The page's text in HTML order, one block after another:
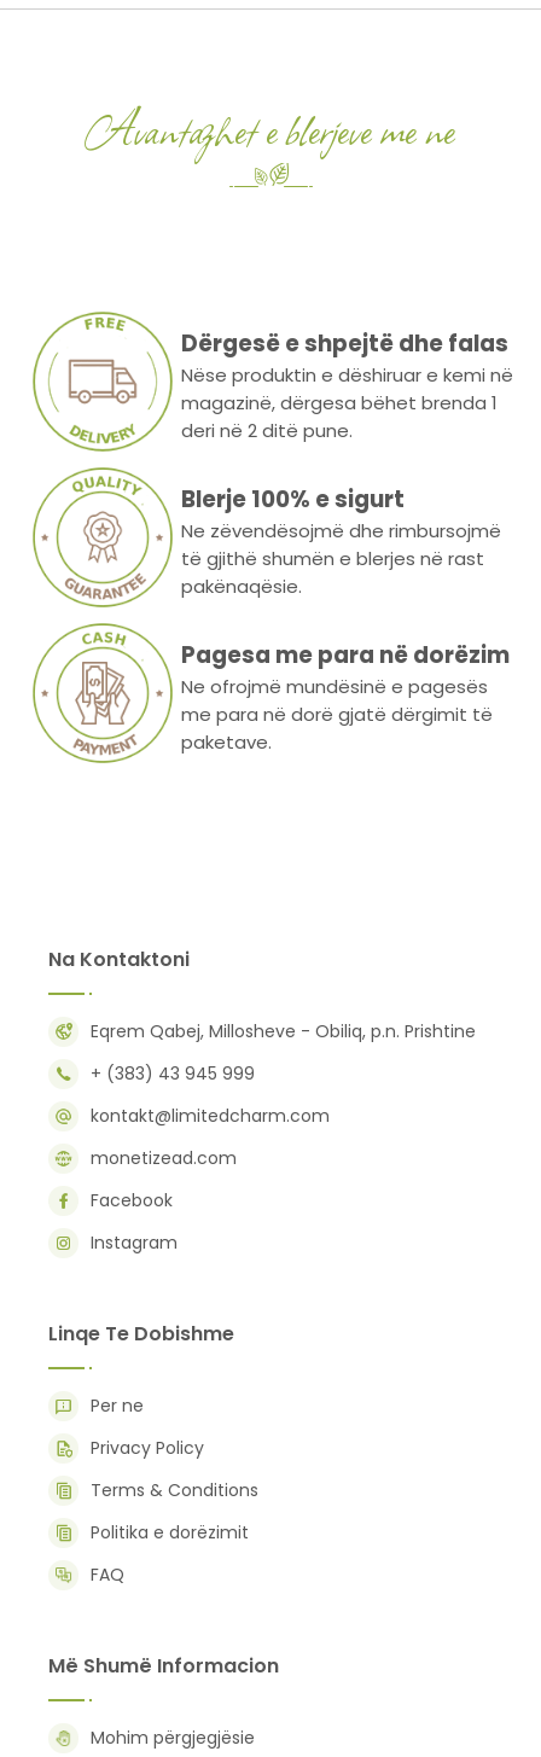
Avantazhet e blerjeve me ne
Dërgesë e shpejtë dhe falas
Nëse produktin e dëshiruar e kemi në
magazinë, dërgesa bëhet brenda 1
deri në 2 ditë pune.
Blerje 100% e sigurt
Ne zëvendësojmë dhe rimbursojmë
të gjithë shumën e blerjes në rast
pakënaqësie.
Pagesa me para në dorëzim
Ne ofrojmë mundësinë e pagesës
me para në dorë gjatë dërgimit të
paketave.
Na Kontaktoni
Eqrem Qabej, Millosheve - Obiliq, p.n. Prishtine
+ (383) 43 945 999
kontakt@limitedcharm.com
monetizead.com
Facebook
Instagram
Linqe Te Dobishme
Per ne
Privacy Policy
Terms & Conditions
Politika e dorëzimit
FAQ
Më Shumë Informacion
Mohim përgjegjësie